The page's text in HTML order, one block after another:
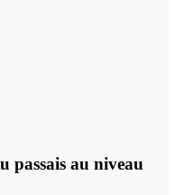
passais au niveau